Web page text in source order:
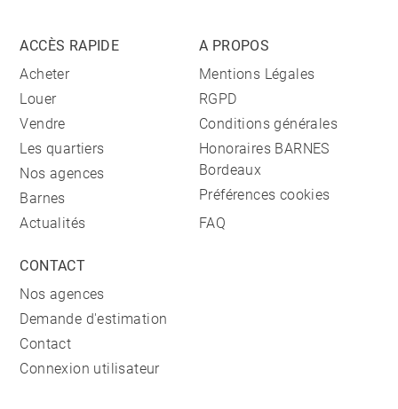
ACCÈS RAPIDE
Acheter
Louer
Vendre
Les quartiers
Nos agences
Barnes
Actualités
A PROPOS
Mentions Légales
RGPD
Conditions générales
Honoraires BARNES
Bordeaux
Préférences cookies
FAQ
CONTACT
Nos agences
Demande d'estimation
Contact
Connexion utilisateur